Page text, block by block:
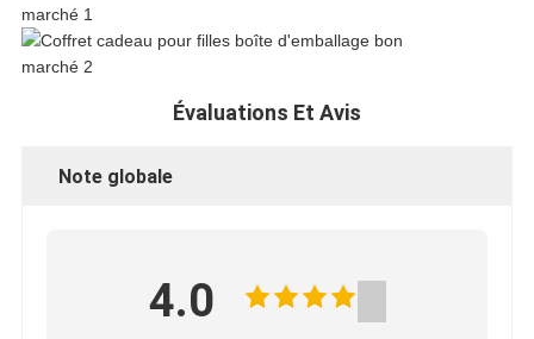
DE
CONFIDENTIALITÉ
Évaluations Et Avis
Note globale
4.0